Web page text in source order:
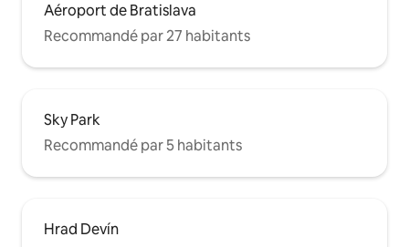
Aéroport de Bratislava
Recommandé par 27 habitants
Sky Park
Recommandé par 5 habitants
Hrad Devín